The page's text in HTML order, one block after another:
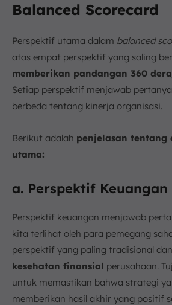
Balanced Scorecard
Perspektif utama dalam balanced
atas empat perspektif yang saling
memberikan pandangan 360
Setiap perspektif menjawab
berbeda tentang kinerja organisasi.
Berikut adalah penjelasan tentang
utama:
a. Perspektif Keuangan
Perspektif keuangan menjawab
kita terlihat oleh para pemegang
perspektif yang paling tradisional
kesehatan finansial perusahaan.
untuk memastikan bahwa strategi
memberikan hasil akhir yang positif